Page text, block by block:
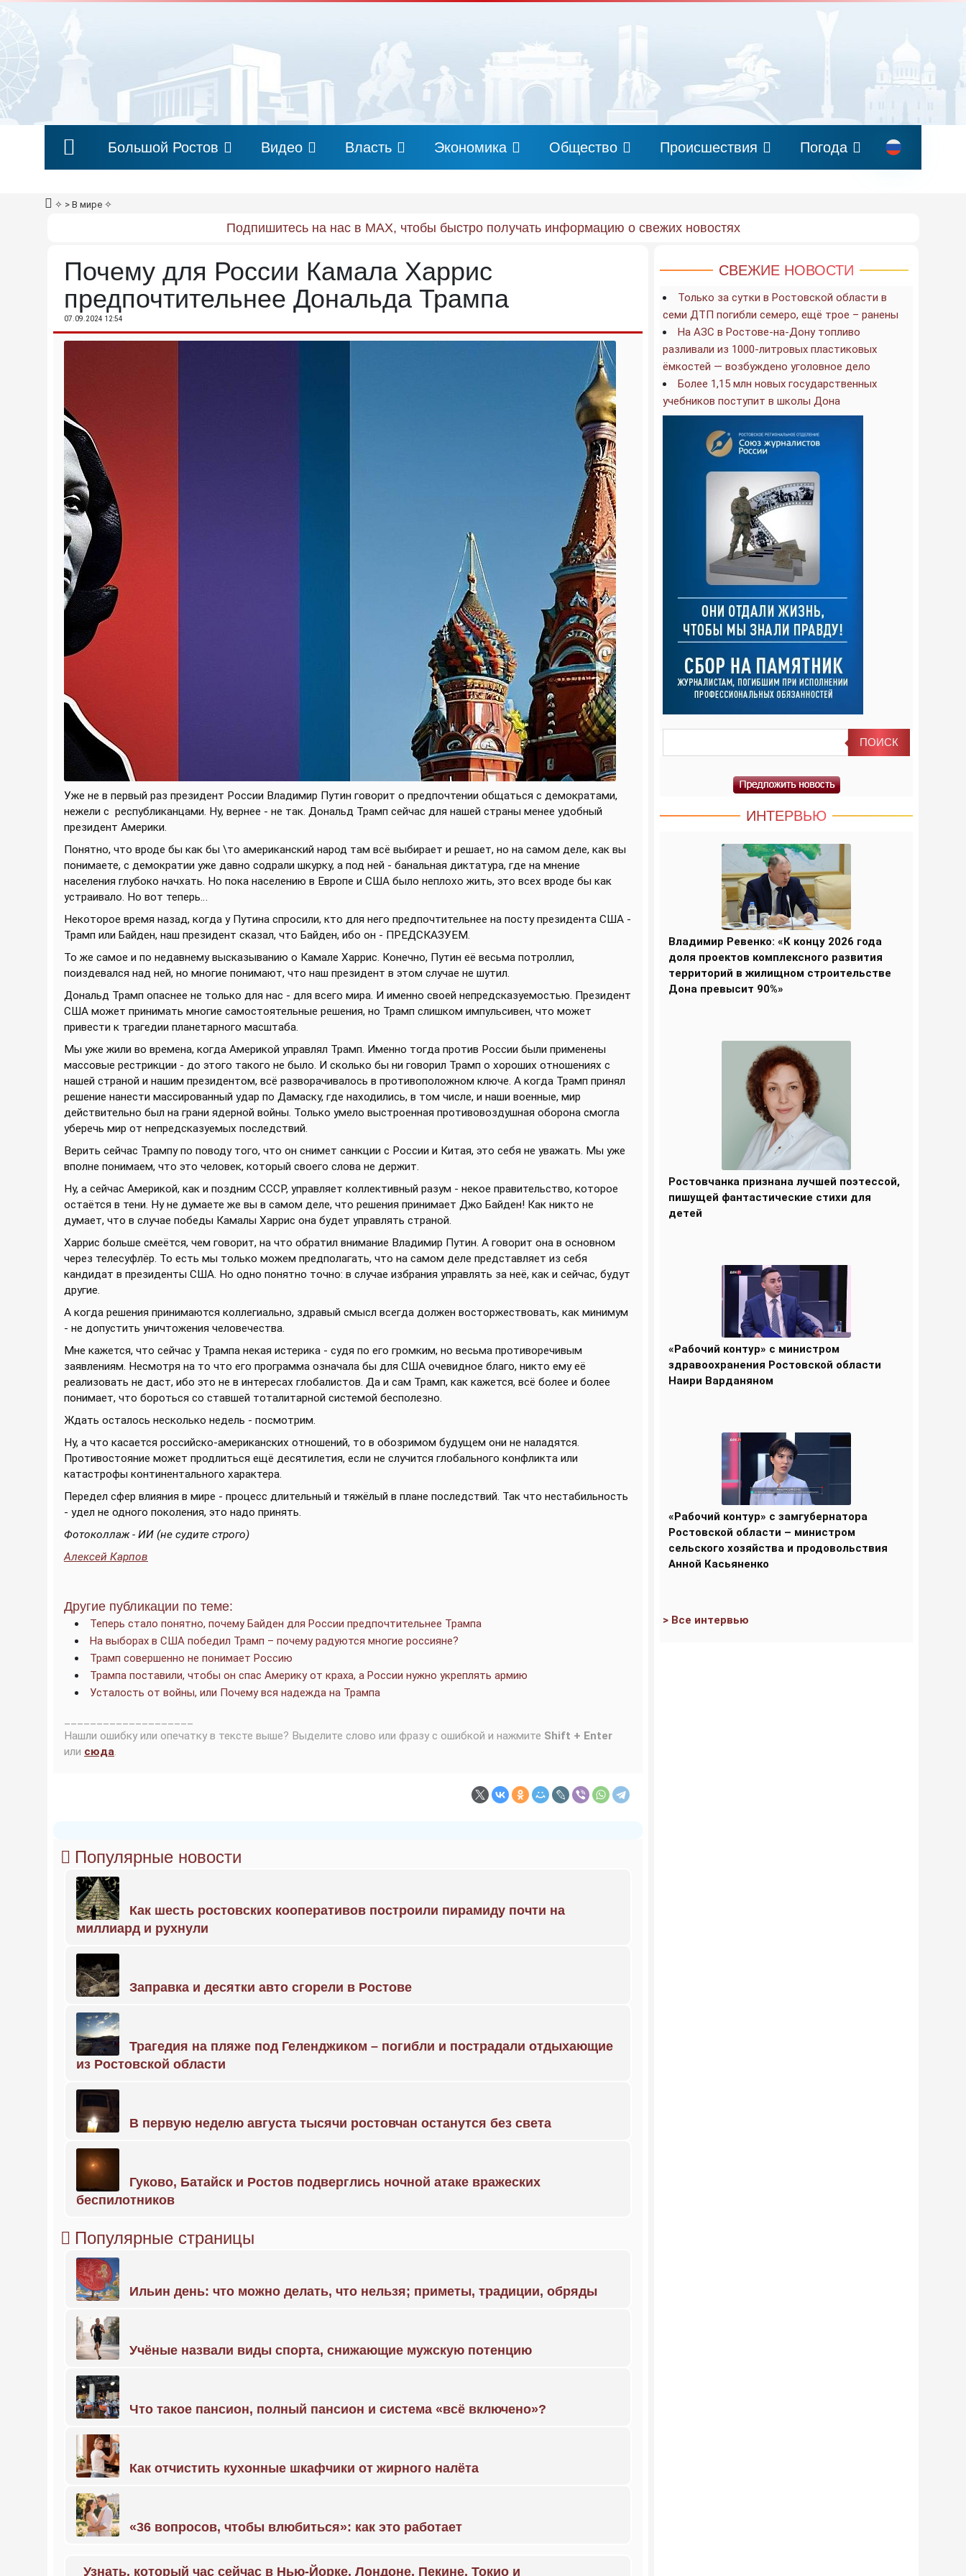
Большой Ростов Видео Власть Экономика Общество Происшествия Погода
✧ > В мире ✧
Подпишитесь на нас в MAX, чтобы быстро получать информацию о свежих новостях
Почему для России Камала Харрис
предпочтительнее Дональда Трампа
07.09.2024 12:54
Уже не в первый раз президент России Владимир Путин говорит о предпочтении общаться с демократами,
нежели с республиканцами. Ну, вернее - не так. Дональд Трамп сейчас для нашей страны менее удобный
президент Америки.
Понятно, что вроде бы как бы \то американский народ там всё выбирает и решает, но на самом деле, как вы
понимаете, с демократии уже давно содрали шкурку, а под ней - банальная диктатура, где на мнение
населения глубоко начхать. Но пока населению в Европе и США было неплохо жить, это всех вроде бы как
устраивало. Но вот теперь…
Некоторое время назад, когда у Путина спросили, кто для него предпочтительнее на посту президента США -
Трамп или Байден, наш президент сказал, что Байден, ибо он - ПРЕДСКАЗУЕМ.
То же самое и по недавнему высказыванию о Камале Харрис. Конечно, Путин её весьма потроллил,
поиздевался над ней, но многие понимают, что наш президент в этом случае не шутил.
Дональд Трамп опаснее не только для нас - для всего мира. И именно своей непредсказуемостью. Президент
США может принимать многие самостоятельные решения, но Трамп слишком импульсивен, что может
привести к трагедии планетарного масштаба.
Мы уже жили во времена, когда Америкой управлял Трамп. Именно тогда против России были применены
массовые рестрикции - до этого такого не было. И сколько бы ни говорил Трамп о хороших отношениях с
нашей страной и нашим президентом, всё разворачивалось в противоположном ключе. А когда Трамп принял
решение нанести массированный удар по Дамаску, где находились, в том числе, и наши военные, мир
действительно был на грани ядерной войны. Только умело выстроенная противовоздушная оборона смогла
уберечь мир от непредсказуемых последствий.
Верить сейчас Трампу по поводу того, что он снимет санкции с России и Китая, это себя не уважать. Мы уже
вполне понимаем, что это человек, который своего слова не держит.
Ну, а сейчас Америкой, как и поздним СССР, управляет коллективный разум - некое правительство, которое
остаётся в тени. Ну не думаете же вы в самом деле, что решения принимает Джо Байден! Как никто не
думает, что в случае победы Камалы Харрис она будет управлять страной.
Харрис больше смеётся, чем говорит, на что обратил внимание Владимир Путин. А говорит она в основном
через телесуфлёр. То есть мы только можем предполагать, что на самом деле представляет из себя
кандидат в президенты США. Но одно понятно точно: в случае избрания управлять за неё, как и сейчас, будут
другие.
А когда решения принимаются коллегиально, здравый смысл всегда должен восторжествовать, как минимум
- не допустить уничтожения человечества.
Мне кажется, что сейчас у Трампа некая истерика - судя по его громким, но весьма противоречивым
заявлениям. Несмотря на то что его программа означала бы для США очевидное благо, никто ему её
реализовать не даст, ибо это не в интересах глобалистов. Да и сам Трамп, как кажется, всё более и более
понимает, что бороться со ставшей тоталитарной системой бесполезно.
Ждать осталось несколько недель - посмотрим.
Ну, а что касается российско-американских отношений, то в обозримом будущем они не наладятся.
Противостояние может продлиться ещё десятилетия, если не случится глобального конфликта или
катастрофы континентального характера.
Передел сфер влияния в мире - процесс длительный и тяжёлый в плане последствий. Так что нестабильность
- удел не одного поколения, это надо принять.
Фотоколлаж - ИИ (не судите строго)
Алексей Карпов
Другие публикации по теме:
Теперь стало понятно, почему Байден для России предпочтительнее Трампа
На выборах в США победил Трамп – почему радуются многие россияне?
Трамп совершенно не понимает Россию
Трампа поставили, чтобы он спас Америку от краха, а России нужно укреплять армию
Усталость от войны, или Почему вся надежда на Трампа
Нашли ошибку или опечатку в тексте выше? Выделите слово или фразу с ошибкой и нажмите Shift + Enter
или сюда.
Популярные новости
Как шесть ростовских кооперативов построили пирамиду почти на
миллиард и рухнули
Заправка и десятки авто сгорели в Ростове
Трагедия на пляже под Геленджиком – погибли и пострадали отдыхающие
из Ростовской области
В первую неделю августа тысячи ростовчан останутся без света
Гуково, Батайск и Ростов подверглись ночной атаке вражеских
беспилотников
Популярные страницы
Ильин день: что можно делать, что нельзя; приметы, традиции, обряды
Учёные назвали виды спорта, снижающие мужскую потенцию
Что такое пансион, полный пансион и система «всё включено»?
Как отчистить кухонные шкафчики от жирного налёта
«36 вопросов, чтобы влюбиться»: как это работает
Узнать, который час сейчас в Нью-Йорке, Лондоне, Пекине, Токио и
СВЕЖИЕ НОВОСТИ
Только за сутки в Ростовской области в
семи ДТП погибли семеро, ещё трое – ранены
На АЗС в Ростове-на-Дону топливо
разливали из 1000-литровых пластиковых
ёмкостей — возбуждено уголовное дело
Более 1,15 млн новых государственных
учебников поступит в школы Дона
ИНТЕРВЬЮ
Владимир Ревенко: «К концу 2026 года
доля проектов комплексного развития
территорий в жилищном строительстве
Дона превысит 90%»
Ростовчанка признана лучшей поэтессой,
пишущей фантастические стихи для
детей
«Рабочий контур» с министром
здравоохранения Ростовской области
Наири Варданяном
«Рабочий контур» с замгубернатора
Ростовской области – министром
сельского хозяйства и продовольствия
Анной Касьяненко
> Все интервью